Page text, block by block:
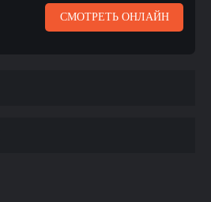
СМОТРЕТЬ ОНЛАЙН